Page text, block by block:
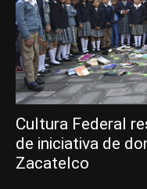
Cultura Federal
de iniciativa de
Zacatelco